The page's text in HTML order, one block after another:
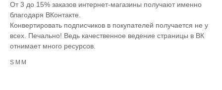
От 3 до 15% заказов интернет-магазины получают именно
благодаря ВКонтакте.
Конвертировать подписчиков в покупателей получается не у
всех. Печально! Ведь качественное ведение страницы в ВК
отнимает много ресурсов.
SMM